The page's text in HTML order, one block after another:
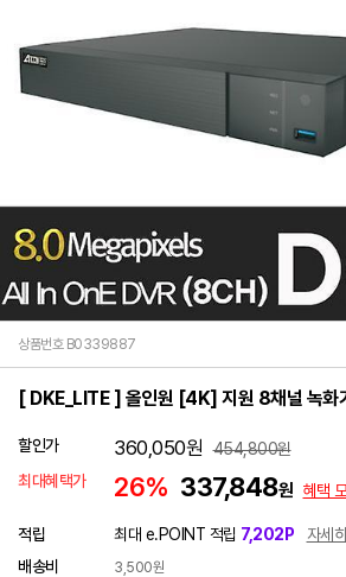
상품번호 B0339887
[ DKE_LITE ] 올인원 [4K] 지원 8채널 녹화
할인가 360,050원 454,800원
최대혜택가
26% 337,848원 혜택
적립 최대 e.POINT 적립 7,202P
자세
배송비
3,500원